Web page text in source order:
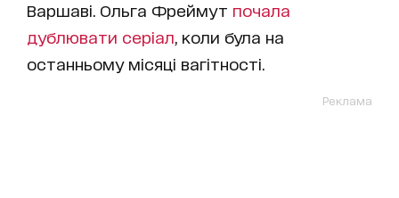
Варшаві . Ольга Фреймут почала
дублювати серіал , коли була на
останньому місяці вагітності.
Реклама